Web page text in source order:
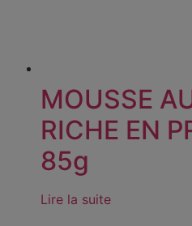
MOUSSE
RICHE EN
85g
Lire la suite